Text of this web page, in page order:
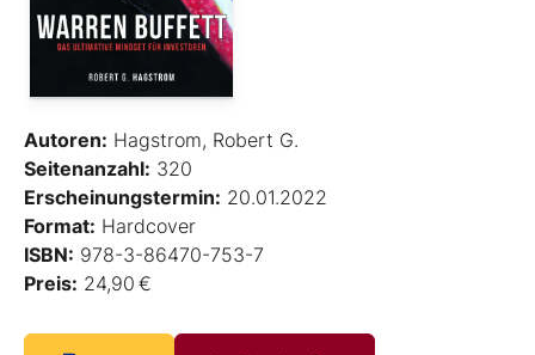
Autoren: Hagstrom, Robert G.
Seitenanzahl: 320
Erscheinungstermin: 20.01.2022
Format: Hardcover
ISBN: 978-3-86470-753-7
Preis: 24,90 €